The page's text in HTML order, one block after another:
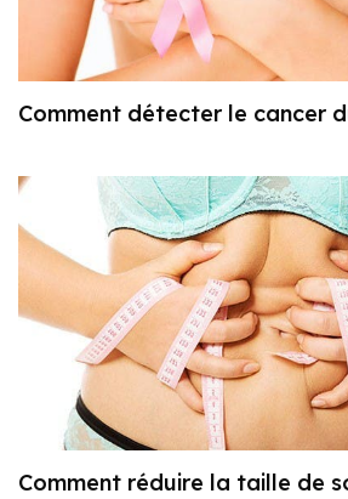
Comment détecter le cancer
Comment réduire la taille de